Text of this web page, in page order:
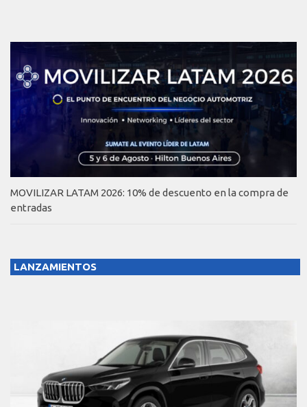
MOVILIZAR LATAM 2026: 10% de descuento en la compra de
entradas
LANZAMIENTOS